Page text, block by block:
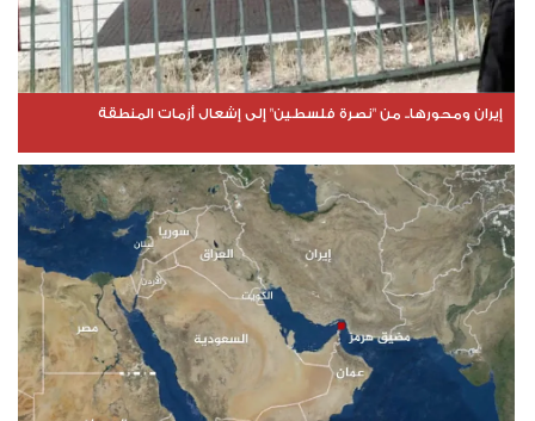
إيران ومحورها.. من "نصرة فلسطين" إلى إشعال أزمات المنطقة